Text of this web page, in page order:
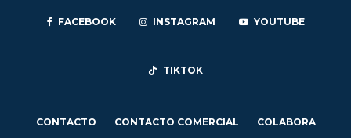
FACEBOOK INSTAGRAM YOUTUBE
TIKTOK
CONTACTO CONTACTO COMERCIAL COLABORA